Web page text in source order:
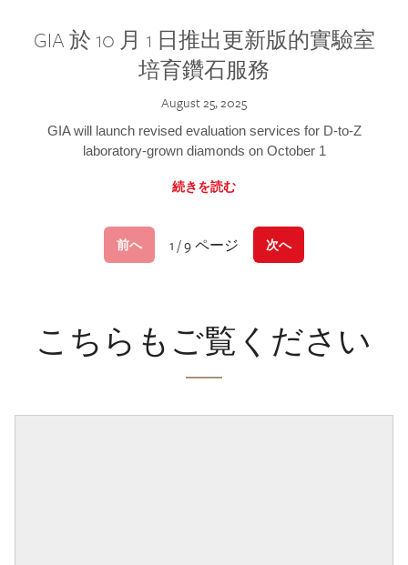
GIA 於 10 月 1 日推出更新版的實驗室
培育鑽石服務
August 25, 2025
GIA will launch revised evaluation services for D-to-Z
laboratory-grown diamonds on October 1
続きを読む
前へ 1 / 9 ページ 次へ
こちらもご覧ください